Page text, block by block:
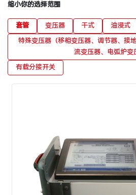
缩小你的选择范围
变压器 干式
油浸式
特殊变压器（移相变压器、调节器、接
流变压器、电弧炉变
套管
有载分接开关